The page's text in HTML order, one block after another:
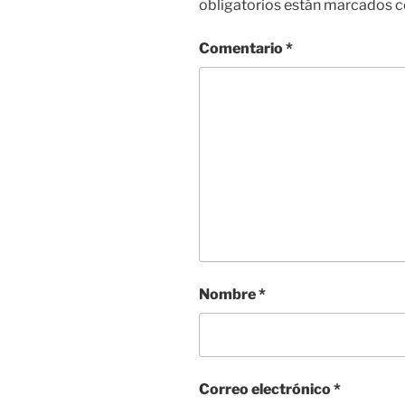
obligatorios están marcados
Comentario*
Nombre*
Correo electrónico*